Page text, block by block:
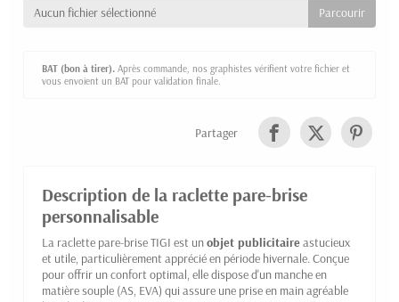
Aucun fichier sélectionné
BAT (bon à tirer). Après commande, nos graphistes vérifient votre fichier et
vous envoient un BAT pour validation finale.
Partager
Description de la raclette pare-brise
personnalisable
La raclette pare-brise TIGI est unobjet publicitaireastucieux
et utile, particulièrement apprécié en période hivernale. Conçue
pour offrir un confort optimal, elle dispose d'un manche en
matière souple (AS, EVA) qui assure une prise en main agréable